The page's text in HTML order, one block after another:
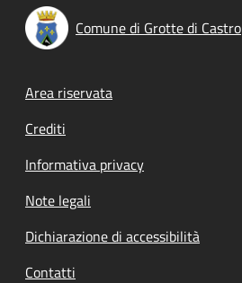
Comune di Grotte di Castro
Footer menu
Area riservata
Crediti
Informativa privacy
Note legali
Dichiarazione di accessibilità
Contatti